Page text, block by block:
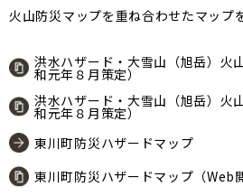
火山防災マップを重ね合わせたマップ
洪水ハザード・大雪山（旭岳）火
和元年８月策定）
洪水ハザード・大雪山（旭岳）火
和元年８月策定）
東川町防災ハザードマップ
東川町防災ハザードマップ（Web